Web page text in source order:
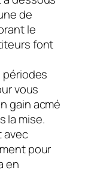
de
le
font
périodes
vous
gain acmé
la mise.
avec
pour
en